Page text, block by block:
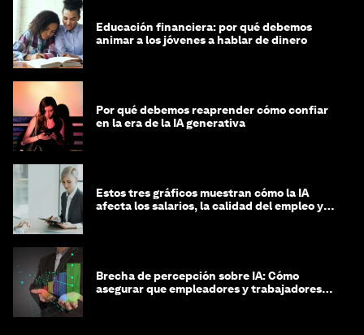
Educación financiera: por qué debemos
animar a los jóvenes a hablar de dinero
Por qué debemos reaprender cómo confiar
en la era de la IA generativa
Estos tres gráficos muestran cómo la IA
afecta los salarios, la calidad del empleo y
Brecha de percepción sobre IA: Cómo
asegurar que empleadores y trabajadores